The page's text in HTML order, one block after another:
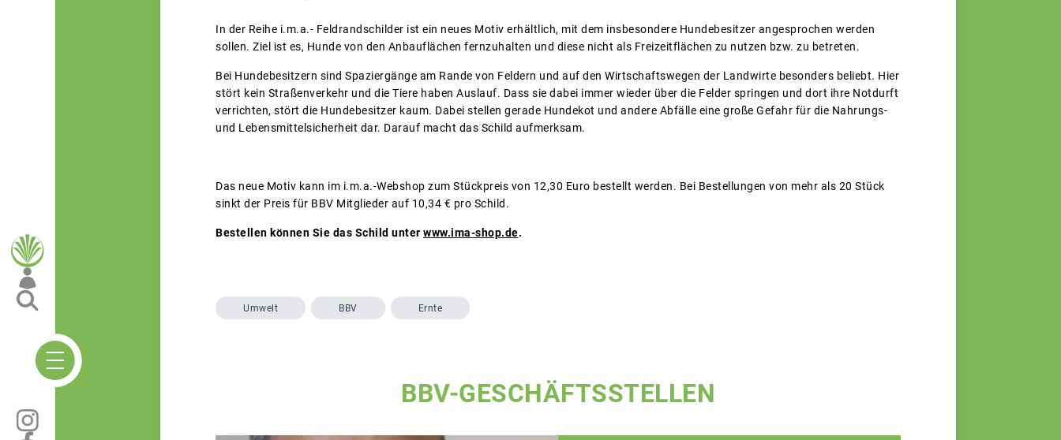
In der Reihe i.m.a.- Feldrandschilder ist ein neues Motiv erhältlich, mit dem insbesondere Hundebesitzer angesprochen werden
sollen. Ziel ist es, Hunde von den Anbauflächen fernzuhalten und diese nicht als Freizeitflächen zu nutzen bzw. zu betreten.
Bei Hundebesitzern sind Spaziergänge am Rande von Feldern und auf den Wirtschaftswegen der Landwirte besonders beliebt. Hier
stört kein Straßenverkehr und die Tiere haben Auslauf. Dass sie dabei immer wieder über die Felder springen und dort ihre Notdurft
verrichten, stört die Hundebesitzer kaum. Dabei stellen gerade Hundekot und andere Abfälle eine große Gefahr für die Nahrungs-
und Lebensmittelsicherheit dar. Darauf macht das Schild aufmerksam.
Das neue Motiv kann im i.m.a.-Webshop zum Stückpreis von 12,30 Euro bestellt werden. Bei Bestellungen von mehr als 20 Stück
sinkt der Preis für BBV Mitglieder auf 10,34 € pro Schild.
Bestellen können Sie das Schild unter www.ima-shop.de.
Umwelt BBV Ernte
BBV-GESCHÄFTSSTELLEN